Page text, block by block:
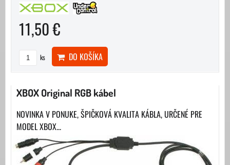
11,50 €
ks DO KOŠÍKA
XBOX Original RGB kábel
NOVINKA V PONUKE, ŠPIČKOVÁ KVALITA KÁBLA, URČENÉ PRE
MODEL XBOX...